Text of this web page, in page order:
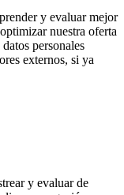
y evaluar mejor
nuestra oferta
personales
externos, si ya
y evaluar de